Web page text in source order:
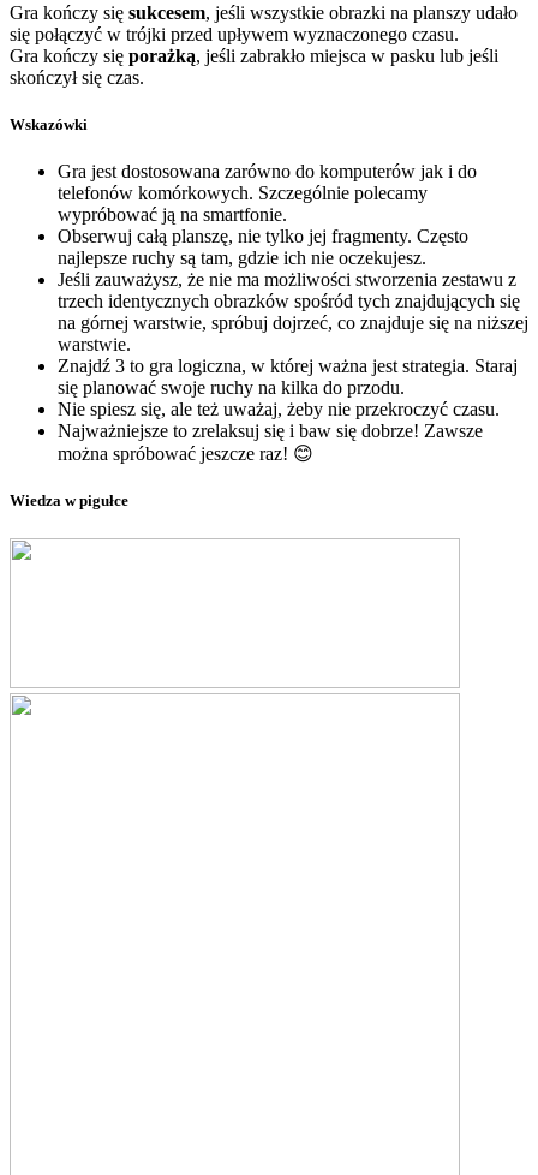
Gra kończy się sukcesem, jeśli wszystkie obrazki na planszy udało
się połączyć w trójki przed upływem wyznaczonego czasu.
Gra kończy się porażką, jeśli zabrakło miejsca w pasku lub jeśli
skończył się czas.
Wskazówki
Gra jest dostosowana zarówno do komputerów jak i do
telefonów komórkowych. Szczególnie polecamy
wypróbować ją na smartfonie.
Obserwuj całą planszę, nie tylko jej fragmenty. Często
najlepsze ruchy są tam, gdzie ich nie oczekujesz.
Jeśli zauważysz, że nie ma możliwości stworzenia zestawu z
trzech identycznych obrazków spośród tych znajdujących się
na górnej warstwie, spróbuj dojrzeć, co znajduje się na niższej
warstwie.
Znajdź 3 to gra logiczna, w której ważna jest strategia. Staraj
się planować swoje ruchy na kilka do przodu.
Nie spiesz się, ale też uważaj, żeby nie przekroczyć czasu.
Najważniejsze to zrelaksuj się i baw się dobrze! Zawsze
można spróbować jeszcze raz! 😊
Wiedza w pigułce